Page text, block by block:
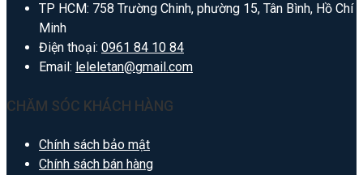
TP HCM: 758 Trường Chinh, phường 15, Tân Bình, Hồ Chí
Minh
Điện thoại: 0961 84 10 84
Email: leleletan@gmail.com
CHĂM SÓC KHÁCH HÀNG
Chính sách bảo mật
Chính sách bán hàng